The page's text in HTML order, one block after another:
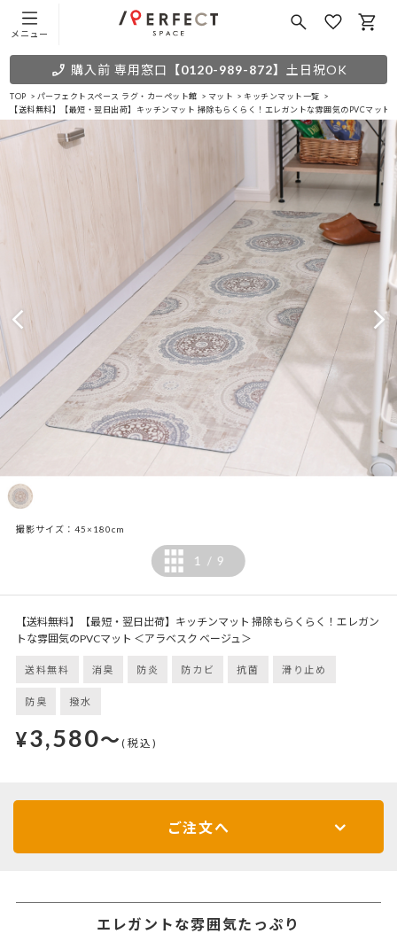
メニュー
購入前 専用窓口 【0120-989-872】 土日祝OK
TOP パーフェクトスペース ラグ・カーペット館 マット
キッチンマット一覧
【送料無料】【最短・翌日出荷】キッチンマット 掃除もらくらく！エレガントな雰囲気のPVCマット
撮影サイズ：45×180cm
1 / 9
【送料無料】【最短・翌日出荷】キッチンマット 掃除もらくらく！エレガン
トな雰囲気のPVCマット ＜アラベスク ベージュ＞
送料無料 消臭 防炎 防カビ 抗菌 滑り止め
防臭 撥水
¥3,580～(税込)
ご注文へ
エレガントな雰囲気たっぷり